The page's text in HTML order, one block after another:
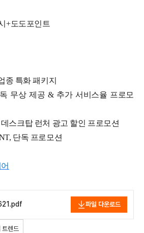
+도도포인트
종 특화 패키지
무상 제공 & 추가 서비스율 프로모
스크탑 런처 광고 할인 프로모션
단독 프로모션
파일 다운로드
렌드